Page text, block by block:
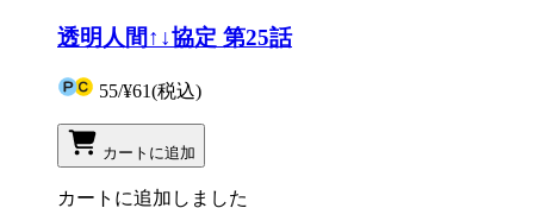
透明人間↑↓協定 第25話
55/¥61(税込)
カートに追加
カートに追加しました